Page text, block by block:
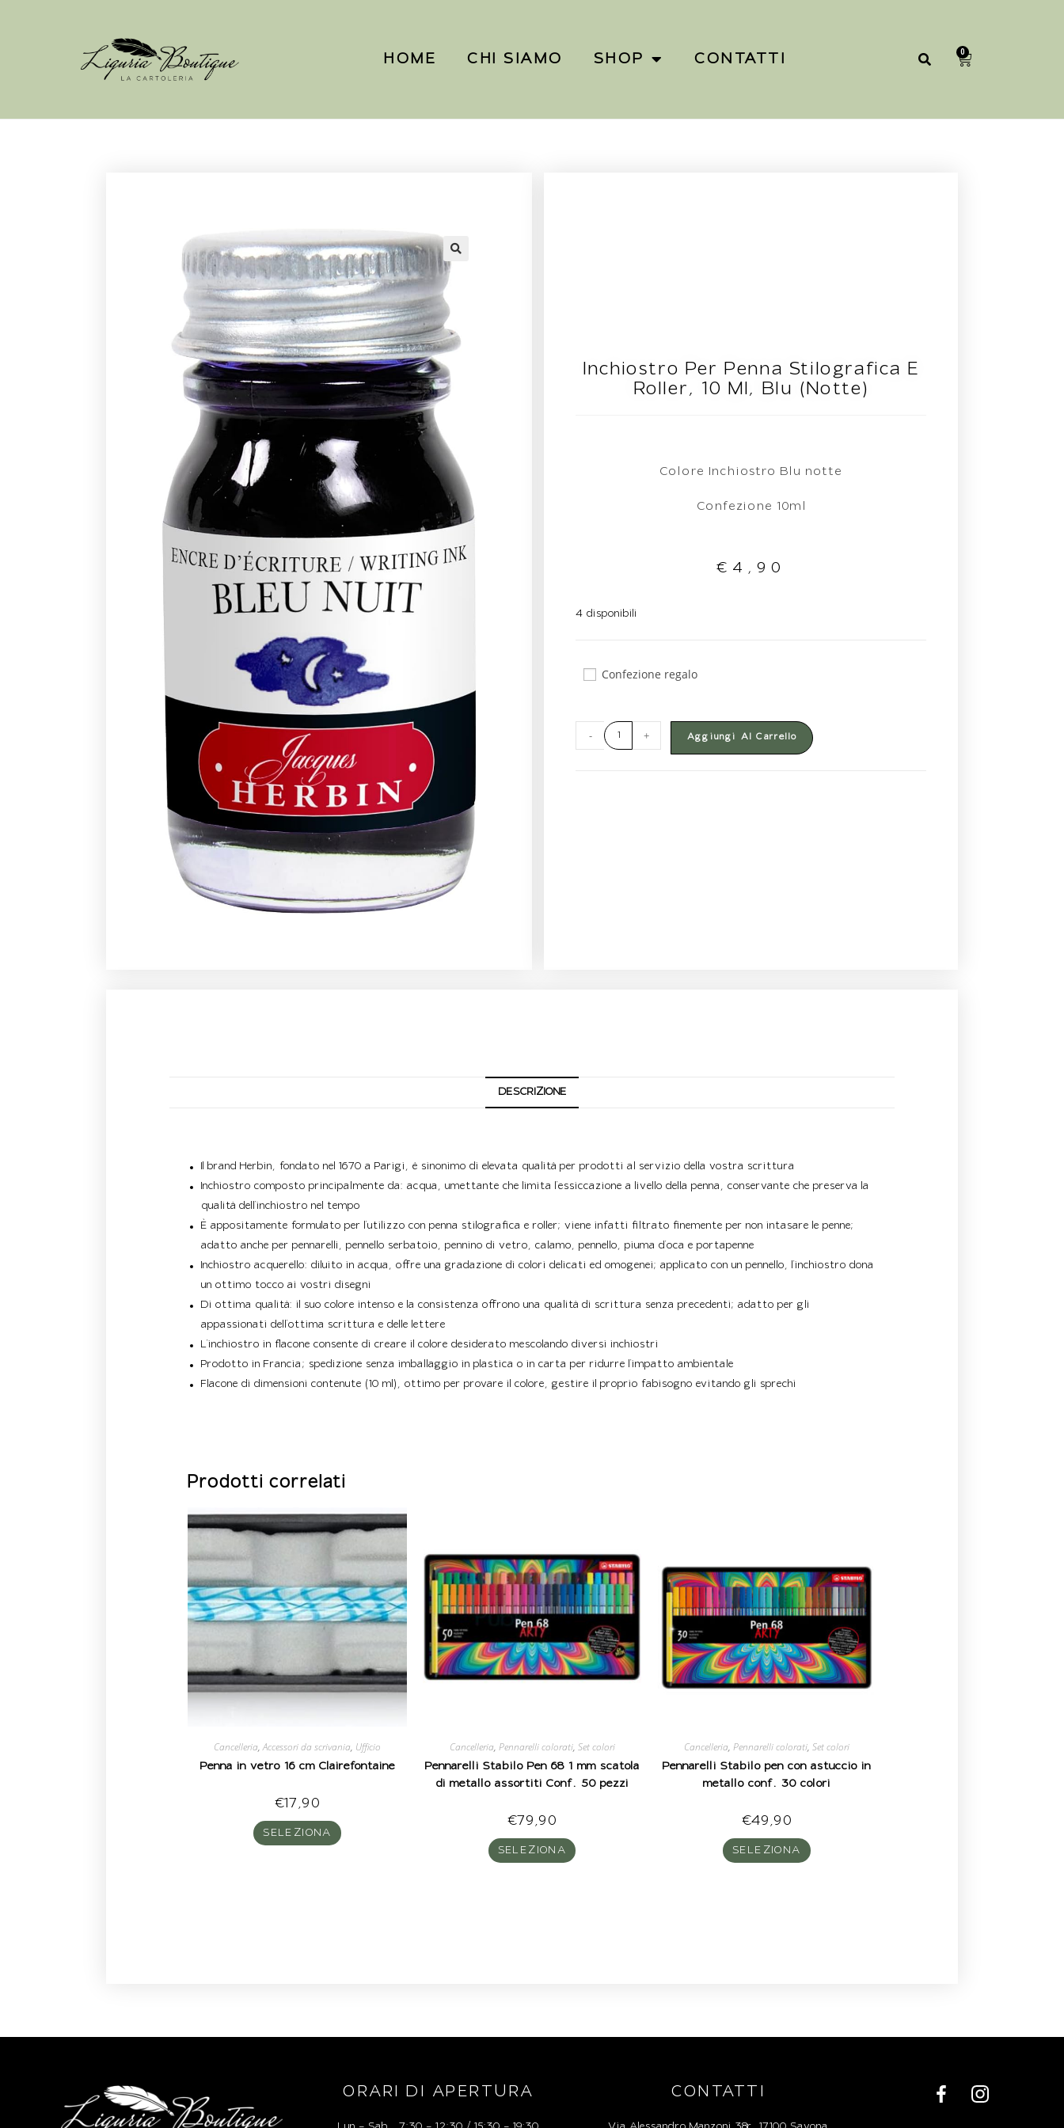
HOME CHI SIAMO SHOP CONTATTI 0
Inchiostro Per Penna Stilografica E
Roller, 10 Ml, Blu (Notte)
Colore Inchiostro Blu notte
Confezione 10ml
€ 4,90
4 disponibili
Confezione regalo
- + Aggiungi Al Carrello
DESCRIZIONE
Il brand Herbin, fondato nel 1670 a Parigi, è sinonimo di elevata qualità per prodotti al servizio della vostra scrittura
Inchiostro composto principalmente da: acqua, umettante che limita l’essiccazione a livello della penna, conservante che preserva la
qualità dell’inchiostro nel tempo
È appositamente formulato per l’utilizzo con penna stilografica e roller; viene infatti filtrato finemente per non intasare le penne;
adatto anche per pennarelli, pennello serbatoio, pennino di vetro, calamo, pennello, piuma d’oca e portapenne
Inchiostro acquerello: diluito in acqua, offre una gradazione di colori delicati ed omogenei; applicato con un pennello, l’inchiostro dona
un ottimo tocco ai vostri disegni
Di ottima qualità: il suo colore intenso e la consistenza offrono una qualità di scrittura senza precedenti; adatto per gli
appassionati dell’ottima scrittura e delle lettere
L’inchiostro in flacone consente di creare il colore desiderato mescolando diversi inchiostri
Prodotto in Francia; spedizione senza imballaggio in plastica o in carta per ridurre l’impatto ambientale
Flacone di dimensioni contenute (10 ml), ottimo per provare il colore, gestire il proprio fabisogno evitando gli sprechi
Prodotti correlati
Cancelleria,Accessori da scrivania, Ufficio
Penna in vetro 16 cm Clairefontaine
€17,90
SELEZIONA
Cancelleria, Pennarelli colorati, Set colori
Pennarelli Stabilo Pen 68 1 mm scatola
di metallo assortiti Conf. 50 pezzi
€79,90
SELEZIONA
Cancelleria, Pennarelli colorati, Set colori
Pennarelli Stabilo pen con astuccio in
metallo conf. 30 colori
€49,90
SELEZIONA
ORARI DI APERTURA CONTATTI